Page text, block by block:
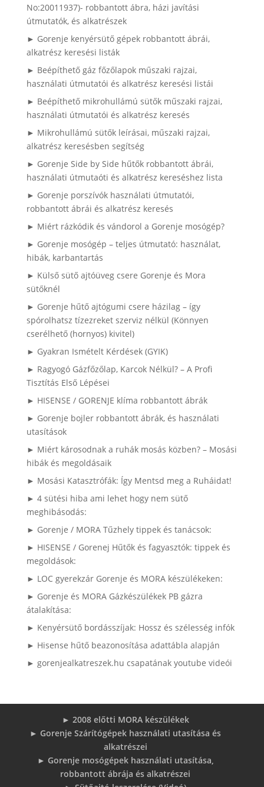
No:20011937)- robbantott ábra, házi javítási
útmutatók, és alkatrészek
► Gorenje kenyérsütő gépek robbantott ábrái,
alkatrész keresési listák
► Beépíthető gáz főzőlapok műszaki rajzai,
használati útmutatói és alkatrész keresési listái
► Beépíthető mikrohullámú sütők műszaki rajzai,
használati útmutatói és alkatrész keresés
► Mikrohullámú sütők leírásai, műszaki rajzai,
alkatrész keresésben segítség
► Gorenje Side by Side hűtők robbantott ábrái,
használati útmutaóti és alkatrész kereséshez lista
► Gorenje porszívók használati útmutatói,
robbantott ábrái és alkatrész keresés
► Miért rázkódik és vándorol a Gorenje mosógép?
► Gorenje mosógép – teljes útmutató: használat,
hibák, karbantartás
► Külső sütő ajtóüveg csere Gorenje és Mora
sütőknél
► Gorenje hűtő ajtógumi csere házilag – így
spórolhatsz tízezreket szerviz nélkül (Könnyen
cserélhető (hornyos) kivitel)
► Gyakran Ismételt Kérdések (GYIK)
► Ragyogó Gázfőzőlap, Karcok Nélkül? – A Profi
Tisztítás Első Lépései
► HISENSE / GORENJE klíma robbantott ábrák
► Gorenje bojler robbantott ábrák, és használati
utasítások
► Miért károsodnak a ruhák mosás közben? – Mosási
hibák és megoldásaik
► Mosási Katasztrófák: Így Mentsd meg a Ruháidat!
► 4 sütési hiba ami lehet hogy nem sütő
meghibásodás:
► Gorenje / MORA Tűzhely tippek és tanácsok:
► HISENSE / Gorenej Hűtők és fagyasztók: tippek és
megoldások:
► LOC gyerekzár Gorenje és MORA készülékeken:
► Gorenje és MORA Gázkészülékek PB gázra
átalakítása:
► Kenyérsütő bordásszíjak: Hossz és szélesség infók
► Hisense hűtő beazonosítása adattábla alapján
► gorenjealkatreszek.hu csapatának youtube videói
► 2008 előtti MORA készülékek
► Gorenje Szárítógépek használati utasítása és
alkatrészei
► Gorenje mosógépek használati utasítása,
robbantott ábrája és alkatrészei